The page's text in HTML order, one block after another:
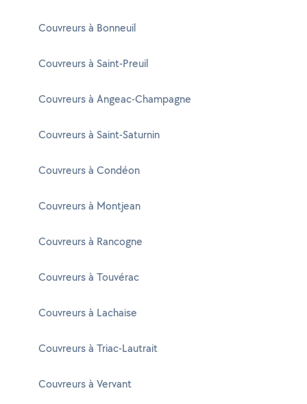
Couvreurs à Bonneuil
Couvreurs à Saint-Preuil
Couvreurs à Angeac-Champagne
Couvreurs à Saint-Saturnin
Couvreurs à Condéon
Couvreurs à Montjean
Couvreurs à Rancogne
Couvreurs à Touvérac
Couvreurs à Lachaise
Couvreurs à Triac-Lautrait
Couvreurs à Vervant